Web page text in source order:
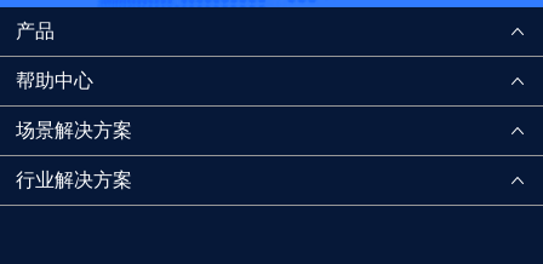
产品
帮助中心
场景解决方案
行业解决方案